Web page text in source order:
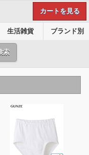
カートを見る
生活雑貨 ブランド別
索